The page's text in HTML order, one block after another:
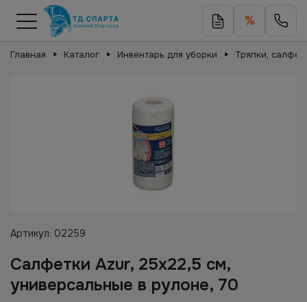
%
Главная Каталог Инвентарь для уборки Тряпки,
Артикул: 02259
Салфетки Azur, 25х22,5 см,
универсальные в рулоне, 70